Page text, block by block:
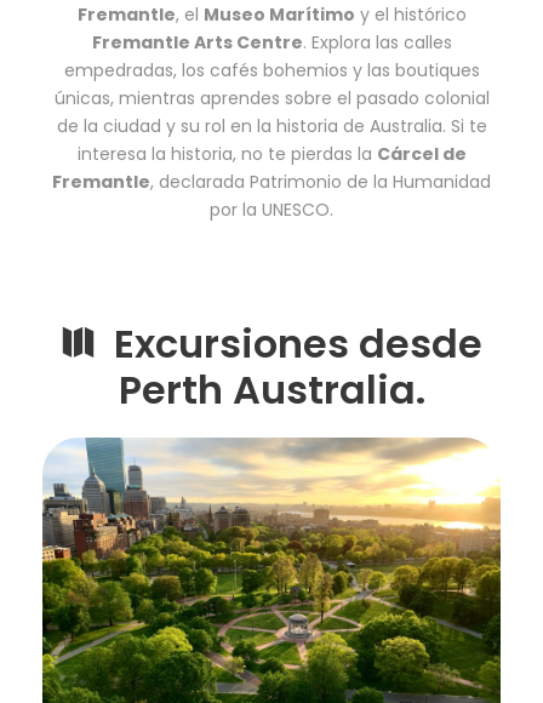
Fremantle, el Museo Marítimo y el histórico
Fremantle Arts Centre. Explora las calles
empedradas, los cafés bohemios y las boutiques
únicas, mientras aprendes sobre el pasado colonial
de la ciudad y su rol en la historia de Australia. Si te
interesa la historia, no te pierdas la Cárcel de
Fremantle, declarada Patrimonio de la Humanidad
por la UNESCO.
Excursiones desde
Perth Australia.